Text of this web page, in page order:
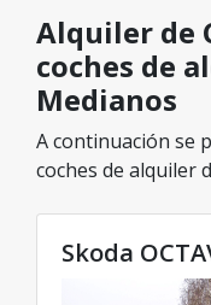
Alquiler de
coches de
Medianos
A continuación se
coches de alquiler
modelo ideal de la
tarifas excelentes
Skoda